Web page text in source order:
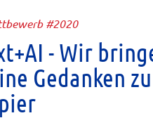
#2020
- Wir
Gedanken zu